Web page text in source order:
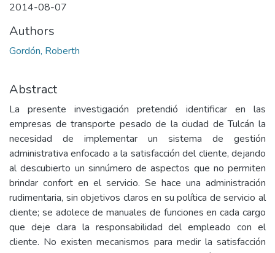
2014-08-07
Authors
Gordón, Roberth
Abstract
La presente investigación pretendió identificar en las
empresas de transporte pesado de la ciudad de Tulcán la
necesidad de implementar un sistema de gestión
administrativa enfocado a la satisfacción del cliente, dejando
al descubierto un sinnúmero de aspectos que no permiten
brindar confort en el servicio. Se hace una administración
rudimentaria, sin objetivos claros en su política de servicio al
cliente; se adolece de manuales de funciones en cada cargo
que deje clara la responsabilidad del empleado con el
cliente. No existen mecanismos para medir la satisfacción